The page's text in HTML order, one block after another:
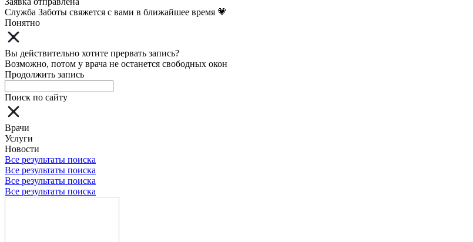
Служба Заботы свяжется с вами в ближайшее время 💗
Понятно
Вы действительно хотите прервать запись?
Возможно, потом у врача не останется свободных окон
Продолжить запись
Поиск по сайту
Врачи
Услуги
Новости
Все результаты поиска
Все результаты поиска
Все результаты поиска
Все результаты поиска